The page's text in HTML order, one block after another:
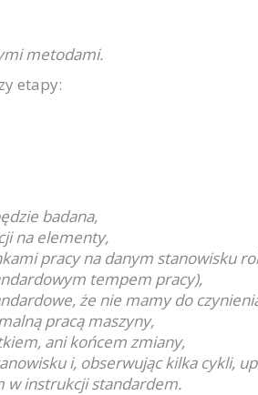
metodami.
etapy:
badana,
na elementy,
pracy na danym stanowisku
tempem pracy),
że nie mamy do
pracą maszyny,
ani końcem zmiany,
i, obserwując kilka cykli,
w instrukcji standardem.